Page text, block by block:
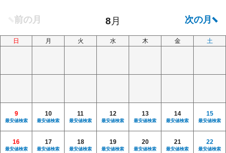
日 月 火 水 木 金 土
9
最安値検索
10
最安値検索
11
最安値検索
12
最安値検索
13
最安値検索
14
最安値検索
15
最安値検索
16
最安値検索
17
最安値検索
18
最安値検索
19
最安値検索
20
最安値検索
21
最安値検索
22
最安値検索